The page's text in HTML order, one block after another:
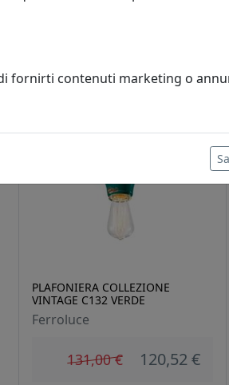
PLAFONIERA COLLEZIONE
VINTAGE C132 VERDE
Ferroluce
131,00 € 120,52 €
fornirti contenuti marketing o